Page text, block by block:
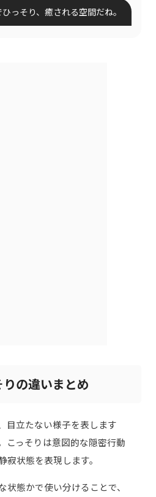
っそり、癒される空間だね。
の違いまとめ
目立たない様子を表します
こっそりは意図的な隠密行動
寂状態を表現します。
態かで使い分けることで、